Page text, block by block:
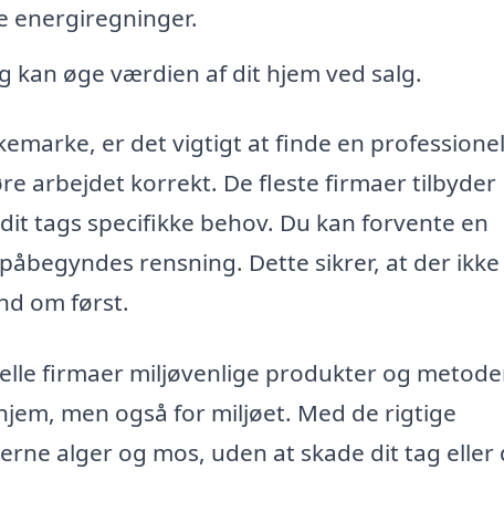
energiregninger.
kan øge værdien af dit hjem ved salg.
er det vigtigt at finde en
arbejdet korrekt. De fleste firmaer tilbyder
tags specifikke behov. Du kan forvente en
rensning. Dette sikrer, at der
om først.
firmaer miljøvenlige produkter og
men også for miljøet. Med de rigtige
alger og mos, uden at skade dit tag eller